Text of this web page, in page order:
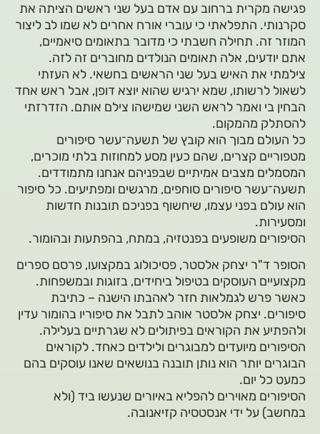
פגישה מקרית ברחוב עם אדם בעל שני ראשים הציתה את
סקרנותי. התפלאתי כי עוברי אורח אחרים לא שמו לב ליצור
המוזר זה. תחילה חשבתי כי מדובר בתאומים סיאמיים,
אתם יודעים, אלה תאומים הנולדים מחוברים זה לזה.
צילמתי את האיש בעל שני הראשים בחשאי. לא העזתי
לשאול לרשותו, שמא ירגיש שהוא יוצא דופן, אבל ראש אחד
הבחין בי ואמר לראש השני שמישהו צילם אותם. הזדרזתי
להסתלק מהמקום.
כל העולם מבוך הוא קובץ של תשעה־עשר סיפורים
מטפוריים קצרים, שהם כעין מסע למחוזות בלתי מוכרים,
המסמלים מצבים אמיתיים שבפניהם אנחנו מתמודדים.
תשעה־עשר סיפורים סוחפים, מרגשים ומפתיעים. כל סיפור
הוא עולם בפני עצמו, שיחשוף בפניכם תובנות חדשות
ומסעירות.
הסיפורים משופעים בפנטזיה, במתח, בהפתעות ובהומור.
הסופר ד"ר יצחק אלסטר, פסיכולוג במקצועו, פרסם ספרים
מקצועיים העוסקים בטיפול ביחידים, בזוגות ובמשפחות.
כאשר פרש לגמלאות חזר לאהבתו הישנה – כתיבת
סיפורים. יצחק אלסטר אוהב לתבל את סיפוריו בהומור עדין
ולהפתיע את הקוראים בפיתולים לא שגרתיים בעלילה.
הסיפורים מיועדים למבוגרים ולילדים כאחד. לקוראים
הבוגרים יותר הוא נותן תובנה בנושאים שאנו עוסקים בהם
כמעט כל יום.
הסיפורים מאוירים להפליא באיורים שנעשו ביד (ולא
במחשב) על ידי אנסטסיה קזיאנובה.